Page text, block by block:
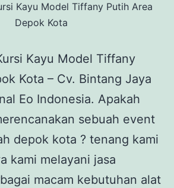
Kayu Model Tiffany Putih Area
Depok Kota
Kayu Model Tiffany
Kota – Cv. Bintang Jaya
Eo Indonesia. Apakah
sebuah event
depok kota ? tenang kami
kami melayani jasa
macam kebutuhan alat